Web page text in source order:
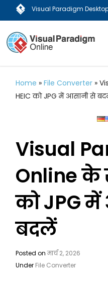
Visual Paradigm
Home »File Converter »
HEIC को JPG में आसानी से
Visual
Online के
को JPG
बदलें
Posted onमार्च 2, 2026
Under File Converter